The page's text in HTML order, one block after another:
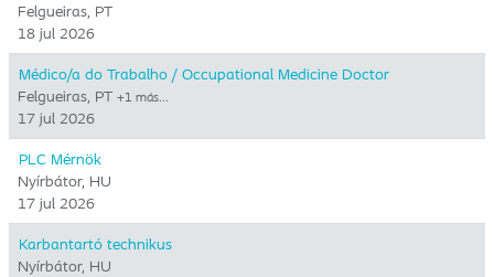
Felgueiras, PT
18 jul 2026
Médico/a do Trabalho / Occupational Medicine Doctor
Felgueiras, PT +1 más…
17 jul 2026
PLC Mérnök
Nyírbátor, HU
17 jul 2026
Karbantartó technikus
Nyírbátor, HU